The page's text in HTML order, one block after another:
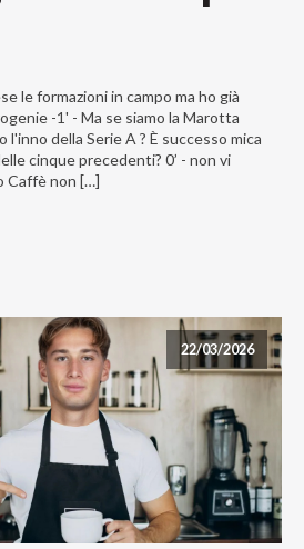
le formazioni in campo ma ho già
-1' - Ma se siamo la Marotta
l'inno della Serie A ? È successo mica
cinque precedenti? 0’ - non vi
Caffè non […]
22/03/2026